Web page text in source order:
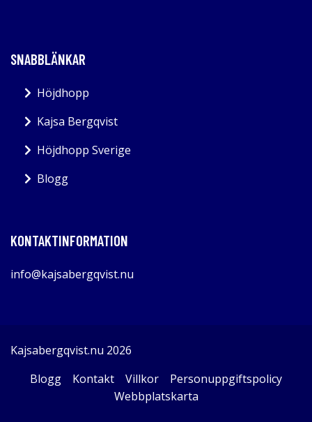
SNABBLÄNKAR
Höjdhopp
Kajsa Bergqvist
Höjdhopp Sverige
Blogg
KONTAKTINFORMATION
info@kajsabergqvist.nu
Kajsabergqvist.nu 2026
Blogg
Kontakt Villkor
Personuppgiftspolicy
Webbplatskarta